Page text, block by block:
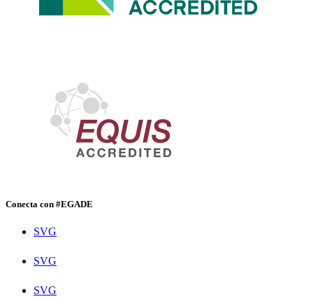
Conecta con #EGADE
SVG
SVG
SVG